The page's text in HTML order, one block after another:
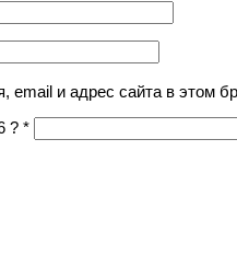
email и адрес сайта в этом
? *